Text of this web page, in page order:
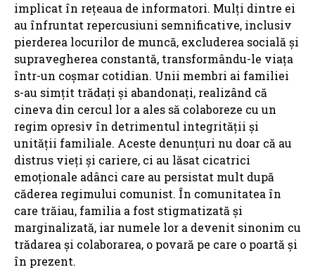
implicat în rețeaua de informatori. Mulți dintre ei
au înfruntat repercusiuni semnificative, inclusiv
pierderea locurilor de muncă, excluderea socială și
supravegherea constantă, transformându-le viața
într-un coșmar cotidian. Unii membri ai familiei
s-au simțit trădați și abandonați, realizând că
cineva din cercul lor a ales să colaboreze cu un
regim opresiv în detrimentul integrității și
unității familiale. Aceste denunțuri nu doar că au
distrus vieți și cariere, ci au lăsat cicatrici
emoționale adânci care au persistat mult după
căderea regimului comunist. În comunitatea în
care trăiau, familia a fost stigmatizată și
marginalizată, iar numele lor a devenit sinonim cu
trădarea și colaborarea, o povară pe care o poartă și
în prezent.